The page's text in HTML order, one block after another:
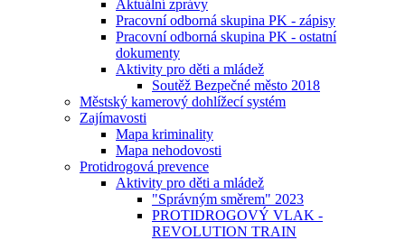
Aktuální zprávy
Pracovní odborná skupina PK - zápisy
Pracovní odborná skupina PK - ostatní
dokumenty
Aktivity pro děti a mládež
Soutěž Bezpečné město 2018
Městský kamerový dohlížecí systém
Zajímavosti
Mapa kriminality
Mapa nehodovosti
Protidrogová prevence
Aktivity pro děti a mládež
"Správným směrem" 2023
PROTIDROGOVÝ VLAK -
REVOLUTION TRAIN